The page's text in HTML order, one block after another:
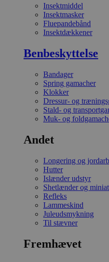
Insektmiddel
Insektmasker
Fluepandebånd
Insektdækkener
Benbeskyttelse
Bandager
Spring gamacher
Klokker
Dressur- og
Stald- og
Muk- og
Andet
Longering og
Hutter
Islænder udstyr
Shetlænder og
Refleks
Lammeskind
Juleudsmykning
Til stævner
Fremhævet